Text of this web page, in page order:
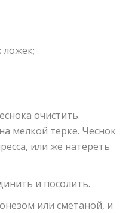
очистить.
мелкой терке. Чеснок
или же натереть
и посолить.
или сметаной, и